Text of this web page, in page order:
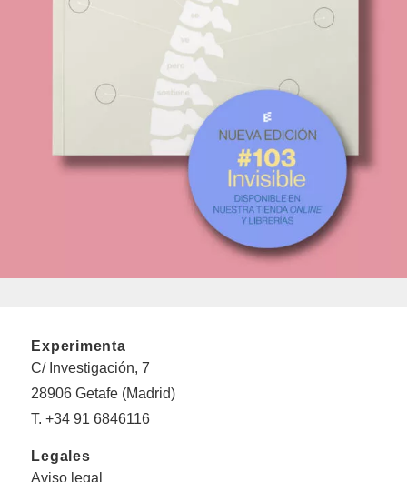
Experimenta
C/ Investigación, 7
28906 Getafe (Madrid)
T. +34 91 6846116
Legales
Aviso legal